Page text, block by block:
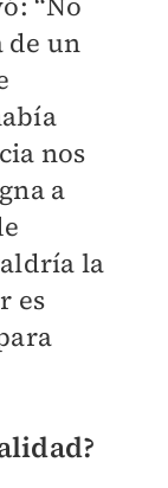
de un
nos
a
la
es